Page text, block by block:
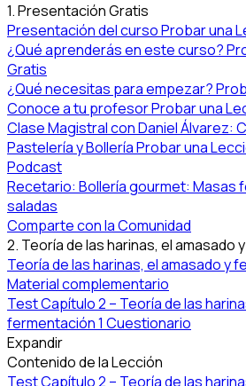
1. PresentaciónGratis
Presentación del cursoProbar una
¿Qué aprenderás en este curso?
Gratis
¿Qué necesitas para empezar?
Conoce a tu profesorProbar una
Clase Magistral con Daniel Álvarez:
Pastelería y BolleríaProbar una
Podcast
Recetario: Bollería gourmet: Masas
saladas
Comparte con la Comunidad
2. Teoría de las harinas, el amasado
Teoría de las harinas, el amasado y
Material complementario
Test Capítulo 2 – Teoría de las
fermentación1 Cuestionario
Expandir
Contenido de la Lección
Test Capítulo 2 – Teoría de las